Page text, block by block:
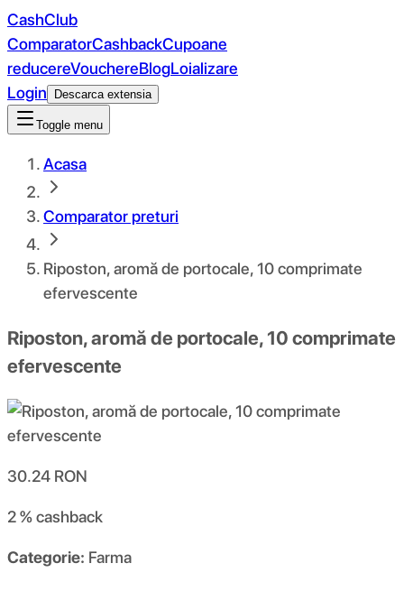
CashClub
ComparatorCashbackCupoane
reducereVouchereBlogLoializare
Login
Descarca extensia
Toggle menu
Acasa
Comparator preturi
Riposton, aromă de portocale, 10 comprimate
efervescente
Riposton, aromă de portocale, 10 comprimate
efervescente
30.24 RON
2 %cashback
Categorie: Farma